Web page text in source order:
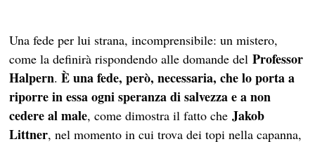
Una fede per lui strana, incomprensibile: un mistero,
come la definirà rispondendo alle domande delProfessor
Halpern.È una fede, però, necessaria, che lo porta a
riporre in essa ogni speranza di salvezza e a non
cedere al male, come dimostra il fatto cheJakob
Littner, nel momento in cui trova dei topi nella capanna,